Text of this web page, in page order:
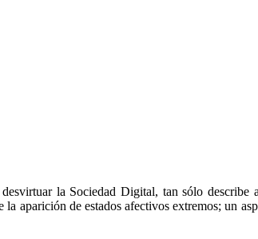
la Sociedad Digital, tan sólo
aparición de estados afectivos extremos; un